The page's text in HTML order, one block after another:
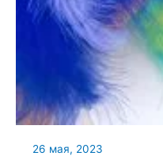
26 мая, 2023